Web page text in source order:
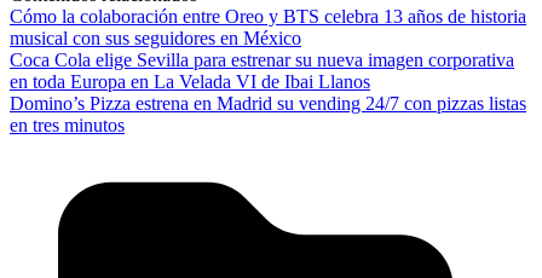
Cómo la colaboración entre Oreo y BTS celebra 13 años de historia
musical con sus seguidores en México
Coca Cola elige Sevilla para estrenar su nueva imagen corporativa
en toda Europa en La Velada VI de Ibai Llanos
Domino’s Pizza estrena en Madrid su vending 24/7 con pizzas listas
en tres minutos